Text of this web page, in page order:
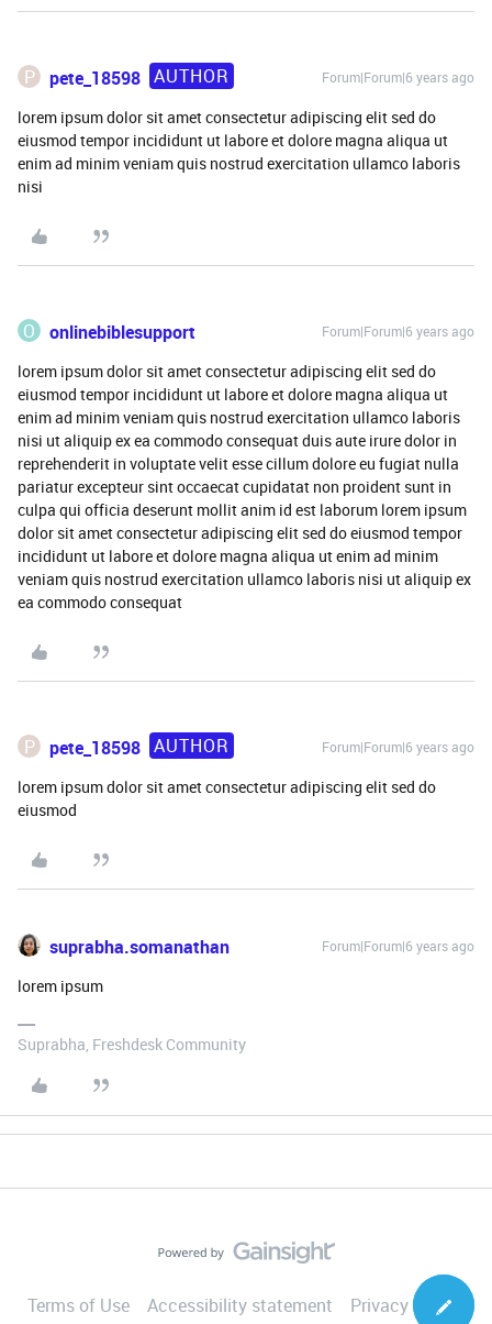
P pete_18598 AUTHOR Forum|Forum|6 years ago
lorem ipsum dolor sit amet consectetur adipiscing elit sed do
eiusmod tempor incididunt ut labore et dolore magna aliqua ut
enim ad minim veniam quis nostrud exercitation ullamco laboris
nisi
O onlinebiblesupport Forum|Forum|6 years ago
lorem ipsum dolor sit amet consectetur adipiscing elit sed do
eiusmod tempor incididunt ut labore et dolore magna aliqua ut
enim ad minim veniam quis nostrud exercitation ullamco laboris
nisi ut aliquip ex ea commodo consequat duis aute irure dolor in
reprehenderit in voluptate velit esse cillum dolore eu fugiat nulla
pariatur excepteur sint occaecat cupidatat non proident sunt in
culpa qui officia deserunt mollit anim id est laborum lorem ipsum
dolor sit amet consectetur adipiscing elit sed do eiusmod tempor
incididunt ut labore et dolore magna aliqua ut enim ad minim
veniam quis nostrud exercitation ullamco laboris nisi ut aliquip ex
ea commodo consequat
P pete_18598 AUTHOR Forum|Forum|6 years ago
lorem ipsum dolor sit amet consectetur adipiscing elit sed do
eiusmod
suprabha.somanathan Forum|Forum|6 years ago
lorem ipsum
Suprabha, Freshdesk Community
Terms of Use Accessibility statement Privacy Notice